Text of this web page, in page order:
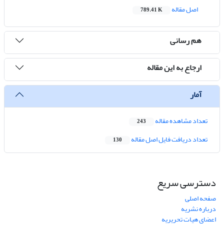
اصل مقاله
789.41 K
هم رسانی
ارجاع به این مقاله
آمار
تعداد مشاهده مقاله 243
تعداد دریافت فایل اصل مقاله 130
دسترسی سریع
صفحه اصلی
درباره نشریه
اعضای هیات تحریریه